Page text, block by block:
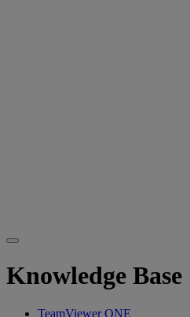
Knowledge Base
TeamViewer ONE